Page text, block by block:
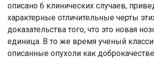
описано 6 клинических случаев,
характерные отличительные черты
доказательства того, что это новая
единица. В то же время ученый
описанные опухоли как